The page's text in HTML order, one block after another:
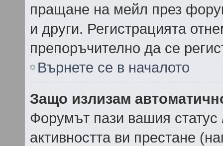
пращане на мейл през
и други. Регистрацията
препоръчително да се
Върнете се в началото
Защо излизам
Форумът пази вашия статус
активността ви престане